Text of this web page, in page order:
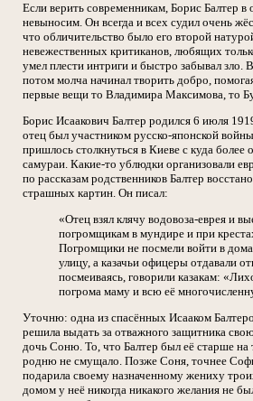
Если верить современникам, Борис Балтер
невыносим. Он всегда и всех судил очень
что обличительство было его второй
невежественных критиканов, любящих
умел плести интриги и быстро забывал зло.
потом молча начинал творить добро,
первые вещи то Владимира Максимова, то
Борис Исаакович Балтер родился 6 июля
отец был участником русско-японской
пришлось столкнуться в Киеве с куда
самураи. Какие-то ублюдки организовали
по рассказам родственников Балтер
страшных картин. Он писал:
«Отец взял клячу водовоза-еврея и
погромщикам в мундире и при
Погромщики не посмели войти в
улицу, а казачьи офицеры отдавали
посмеиваясь, говорили казакам:
погрома маму и всю её
Уточню: одна из спасённых Исааком
решила выдать за отважного защитника
дочь Соню. То, что Балтер был её старше на
родню не смущало. Позже Соня, точнее
подарила своему назначенному жениху
домом у неё никогда никакого желания не